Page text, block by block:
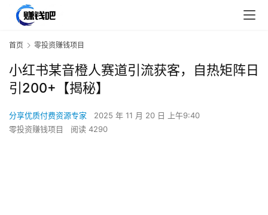
首页 零投资赚钱项目
小红书某音橙人赛道引流获客，自热矩阵日
引200+【揭秘】
分享优质付费资源专家
2025 年 11 月 20 日 上午9:40
零投资赚钱项目
阅读 4290